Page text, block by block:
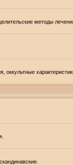
методы
оккультные